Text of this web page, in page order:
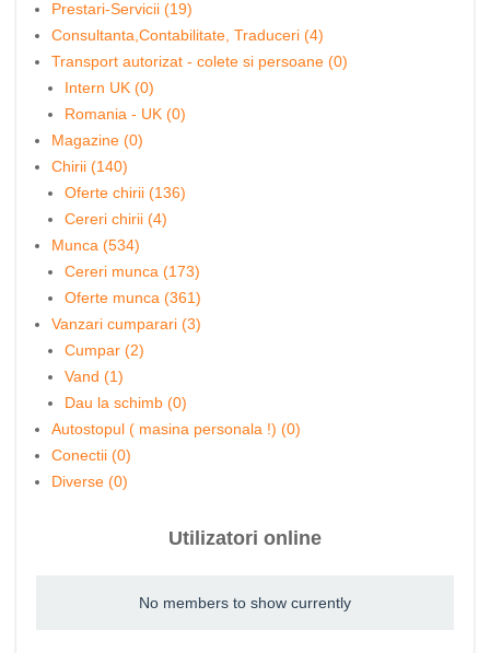
Prestari-Servicii (19)
Consultanta,Contabilitate, Traduceri (4)
Transport autorizat - colete si persoane (0)
Intern UK (0)
Romania - UK (0)
Magazine (0)
Chirii (140)
Oferte chirii (136)
Cereri chirii (4)
Munca (534)
Cereri munca (173)
Oferte munca (361)
Vanzari cumparari (3)
Cumpar (2)
Vand (1)
Dau la schimb (0)
Autostopul ( masina personala !) (0)
Conectii (0)
Diverse (0)
Utilizatori online
No members to show currently